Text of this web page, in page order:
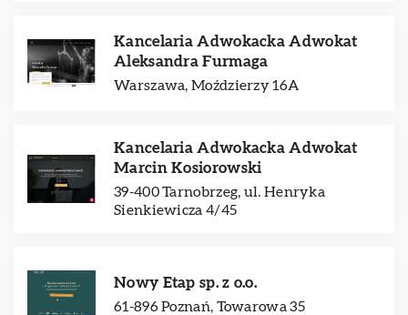
Kancelaria Adwokacka Adwokat
Aleksandra Furmaga
Warszawa, Moździerzy 16A
Kancelaria Adwokacka Adwokat
Marcin Kosiorowski
39-400 Tarnobrzeg, ul. Henryka
Sienkiewicza 4/45
Nowy Etap sp. z o.o.
61-896 Poznań, Towarowa 35